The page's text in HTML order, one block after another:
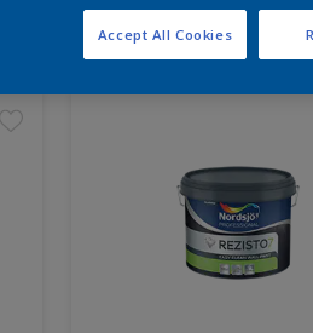
Accept All Cookies